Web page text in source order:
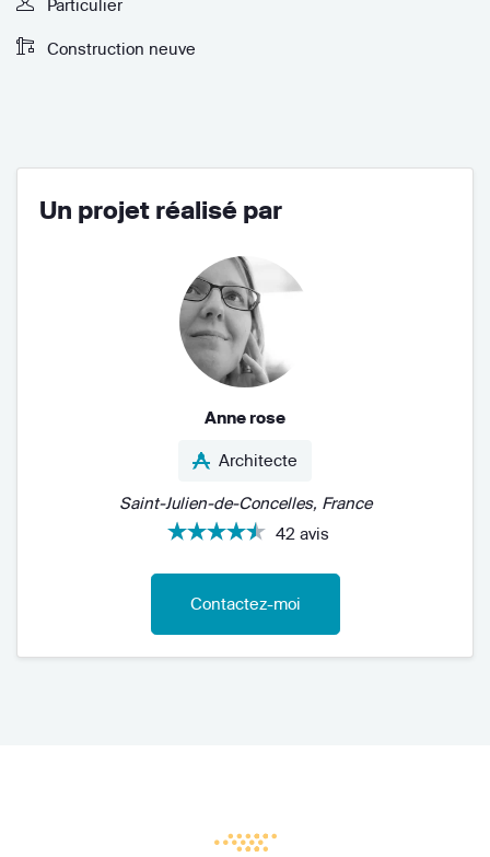
Particulier
Construction neuve
Un projet réalisé par
Anne rose
Architecte
Saint-Julien-de-Concelles, France
42 avis
Contactez-moi